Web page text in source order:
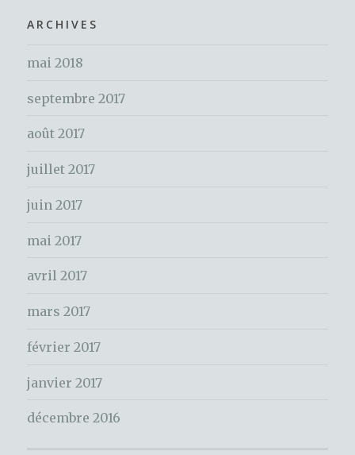
k
h
r
e
:
ARCHIVES
mai 2018
septembre 2017
août 2017
juillet 2017
juin 2017
mai 2017
avril 2017
mars 2017
février 2017
janvier 2017
décembre 2016